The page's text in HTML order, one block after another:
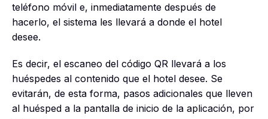
teléfono móvil e, inmediatamente después de
hacerlo, el sistema les llevará a donde el hotel
desee.
Es decir, el escaneo del código QR llevará a los
huéspedes al contenido que el hotel desee. Se
evitarán, de esta forma, pasos adicionales que lleven
al huésped a la pantalla de inicio de la aplicación, por